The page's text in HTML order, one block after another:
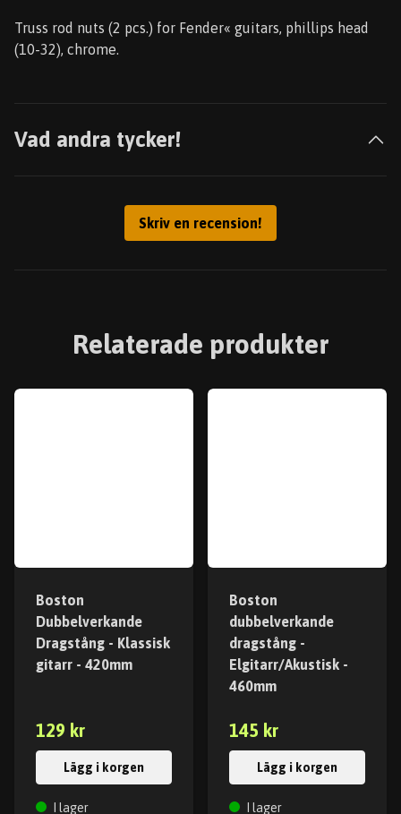
Truss rod nuts (2 pcs.) for Fender« guitars, phillips head
(10-32), chrome.
Vad andra tycker!
Skriv en recension!
Relaterade produkter
Boston
Dubbelverkande
Dragstång - Klassisk
gitarr - 420mm
129 kr
Lägg i korgen
I lager
Boston
dubbelverkande
dragstång -
Elgitarr/Akustisk -
460mm
145 kr
Lägg i korgen
I lager